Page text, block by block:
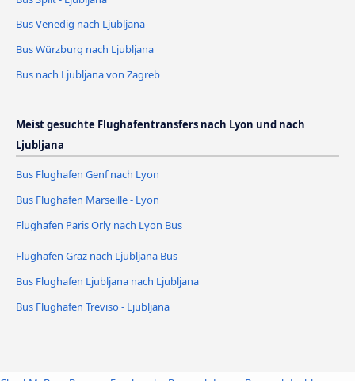
Bus Venedig nach Ljubljana
Bus Würzburg nach Ljubljana
Bus nach Ljubljana von Zagreb
Meist gesuchte Flughafentransfers nach Lyon und nach
Ljubljana
Bus Flughafen Genf nach Lyon
Bus Flughafen Marseille - Lyon
Flughafen Paris Orly nach Lyon Bus
Flughafen Graz nach Ljubljana Bus
Bus Flughafen Ljubljana nach Ljubljana
Bus Flughafen Treviso - Ljubljana